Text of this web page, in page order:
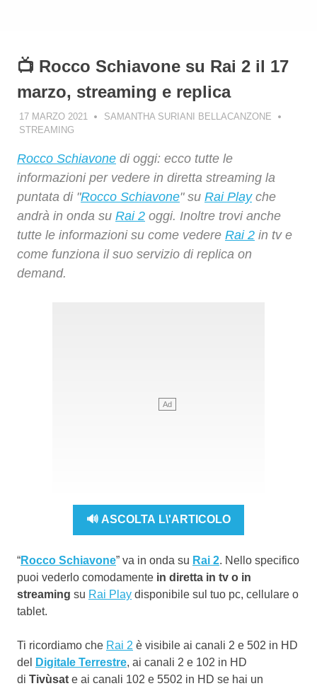
📺 Rocco Schiavone su Rai 2 il 17
marzo, streaming e replica
17 MARZO 2021
SAMANTHA SURIANI BELLACANZONE
STREAMING
Rocco Schiavone di oggi: ecco tutte le
informazioni per vedere in diretta streaming la
puntata di "Rocco Schiavone" su Rai Playche
andrà in onda su Rai 2 oggi. Inoltre trovi anche
tutte le informazioni su come vedere Rai 2 in tv e
come funziona il suo servizio di replica on
demand.
🔊 ASCOLTA L\'ARTICOLO
“Rocco Schiavone” va in onda su Rai 2. Nello specifico
puoi vederlo comodamente in diretta in tv o in
streaming su Rai Play disponibile sul tuo pc, cellulare o
tablet.
Ti ricordiamo che Rai 2 è visibile ai canali 2 e 502 in HD
del
Digitale Terrestre, ai canali 2 e 102 in HD
di Tivùsat e ai canali 102 e 5502 in HD se hai un